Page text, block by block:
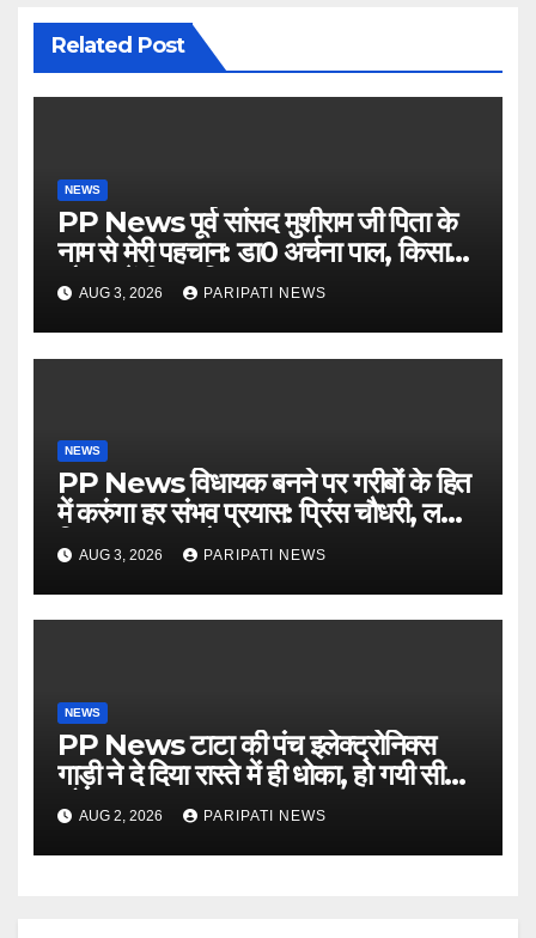
Related Post
NEWS
PP News पूर्व सांसद मुशीराम जी पिता के
नाम से मेरी पहचान: डा0 अर्चना पाल, किसान
चौपाल में दिया परिचय
AUG 3, 2026 PARIPATI NEWS
NEWS
PP News विधायक बनने पर गरीबों के हित
में करुंगा हर संभव प्रयास: प्रिंस चौधरी, लगाई
किसान मजदूर चौपाल
AUG 3, 2026 PARIPATI NEWS
NEWS
PP News टाटा की पंच इलेक्ट्रोनिक्स
गाड़ी ने दे दिया रास्ते में ही धोका, हो गयी सीज,
जो सब बताया झूठ
AUG 2, 2026 PARIPATI NEWS